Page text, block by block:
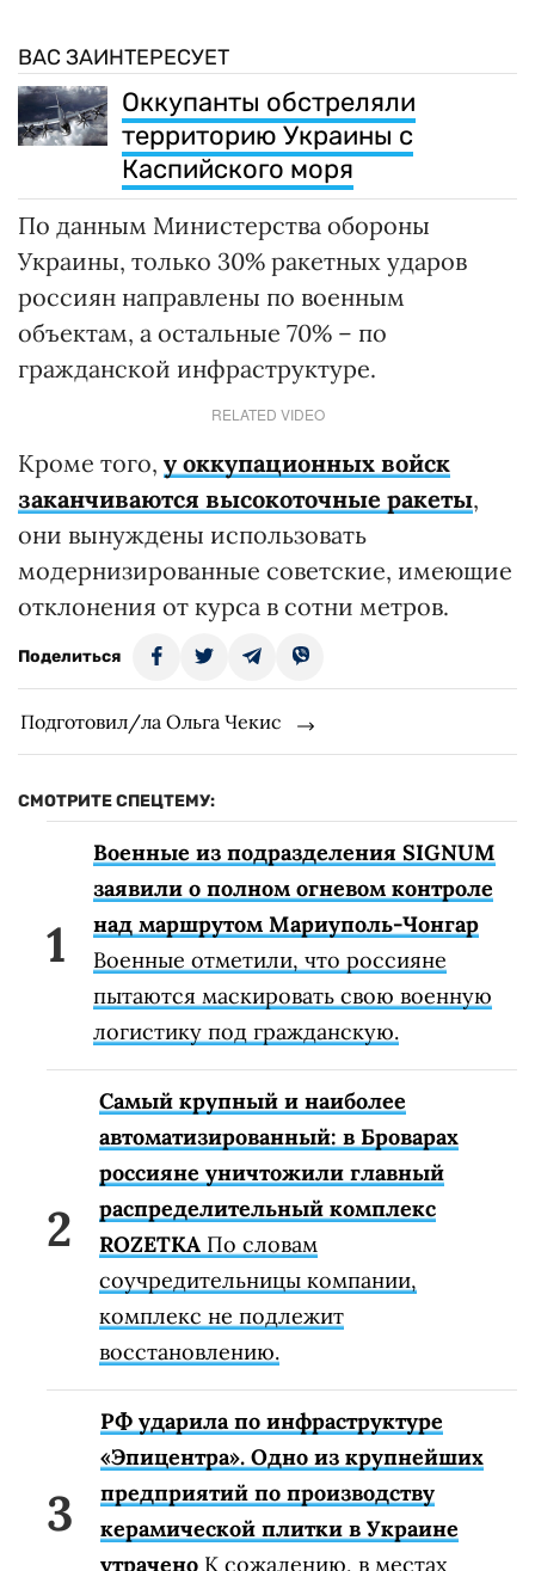
ВАС ЗАИНТЕРЕСУЕТ
Оккупанты обстреляли
территорию Украины с
Каспийского моря
По данным Министерства обороны
Украины, только 30% ракетных ударов
россиян направлены по военным
объектам, а остальные 70% – по
гражданской инфраструктуре.
RELATED VIDEO
Кроме того, у оккупационных войск
заканчиваются высокоточные ракеты,
они вынуждены использовать
модернизированные советские, имеющие
отклонения от курса в сотни метров.
Поделиться
Подготовил/ла Ольга Чекис
СМОТРИТЕ СПЕЦТЕМУ:
Военные из подразделения SIGNUM
заявили о полном огневом контроле
над маршрутом Мариуполь-Чонгар
Военные отметили, что россияне
пытаются маскировать свою военную
логистику под гражданскую.
Самый крупный и наиболее
автоматизированный: в Броварах
россияне уничтожили главный
распределительный комплекс
ROZETKA По словам
соучредительницы компании,
комплекс не подлежит
восстановлению.
РФ ударила по инфраструктуре
«Эпицентра». Одно из крупнейших
предприятий по производству
керамической плитки в Украине
утрачено К сожалению, в местах